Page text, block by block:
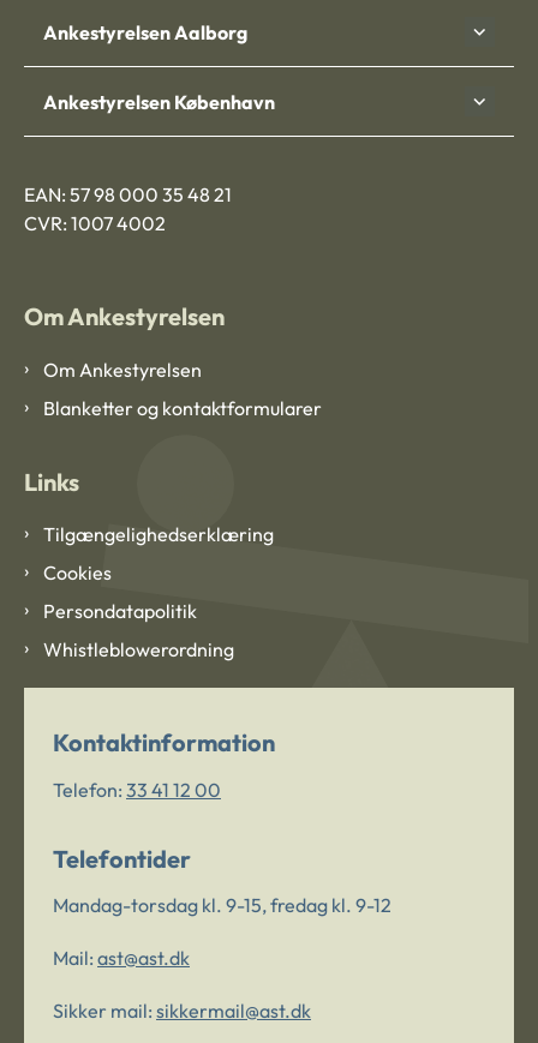
Ankestyrelsen Aalborg
Ankestyrelsen København
EAN: 57 98 000 35 48 21
CVR: 1007 4002
Om Ankestyrelsen
Om Ankestyrelsen
Blanketter og kontaktformularer
Links
Tilgængelighedserklæring
Cookies
Persondatapolitik
Whistleblowerordning
Kontaktinformation
Telefon: 33 41 12 00
Telefontider
Mandag-torsdag kl. 9-15, fredag kl. 9-12
Mail: ast@ast.dk
Sikker mail: sikkermail@ast.dk